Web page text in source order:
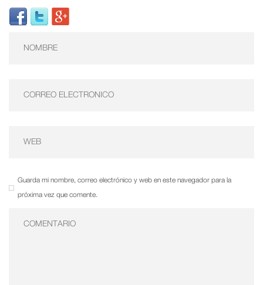
Guarda mi nombre, correo electrónico y web en este navegador para la
próxima vez que comente.